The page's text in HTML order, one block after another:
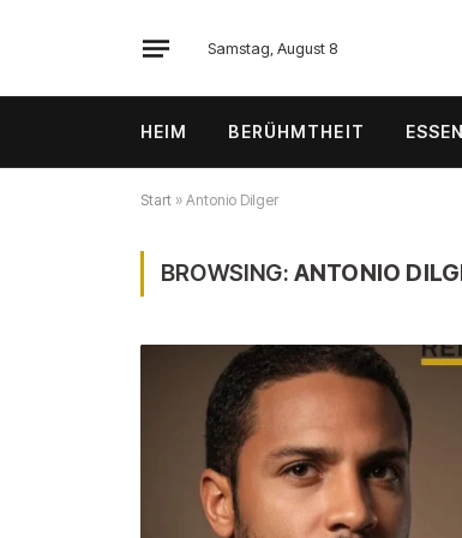
Samstag, August 8
HEIM BERÜHMTHEIT ESSEN
Start » Antonio Dilger
BROWSING: ANTONIO